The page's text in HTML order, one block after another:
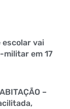
escolar vai
militar em 17
–